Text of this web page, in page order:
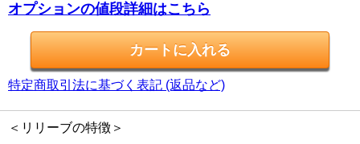
オプションの値段詳細はこちら
特定商取引法に基づく表記 (返品など)
＜リリーブの特徴＞